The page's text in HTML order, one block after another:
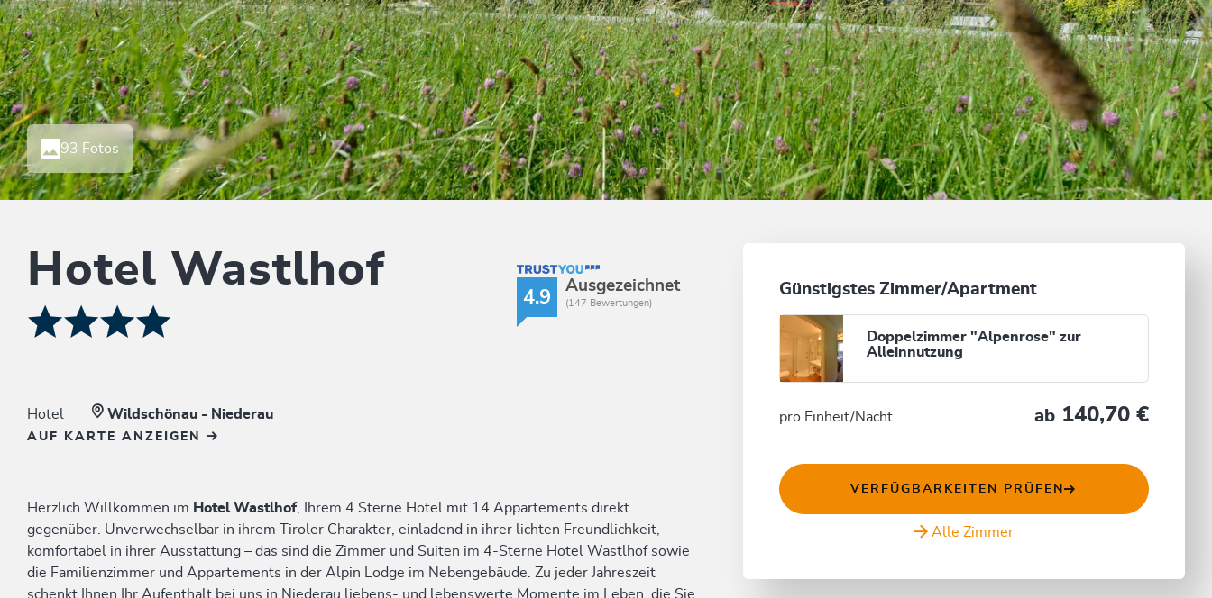
93 Fotos
Hotel Wastlhof
Hotel Wildschönau - Niederau
AUF KARTE ANZEIGEN
TrustYou Rating
4.9
Ausgezeichnet
(147 Bewertungen)
Herzlich Willkommen im Hotel Wastlhof, Ihrem 4 Sterne Hotel mit 14 Appartements direkt
gegenüber. Unverwechselbar in ihrem Tiroler Charakter, einladend in ihrer lichten Freundlichkeit,
komfortabel in ihrer Ausstattung – das sind die Zimmer und Suiten im 4-Sterne Hotel Wastlhof sowie
die Familienzimmer und Appartements in der Alpin Lodge im Nebengebäude. Zu jeder Jahreszeit
schenkt Ihnen Ihr Aufenthalt bei uns in Niederau liebens- und lebenswerte Momente im Leben, die Sie
Günstigstes Zimmer/Apartment
Doppelzimmer "Alpenrose" zur
Alleinnutzung
pro Einheit/Nacht ab 140,70 €
VERFÜGBARKEITEN PRÜFEN
Alle Zimmer